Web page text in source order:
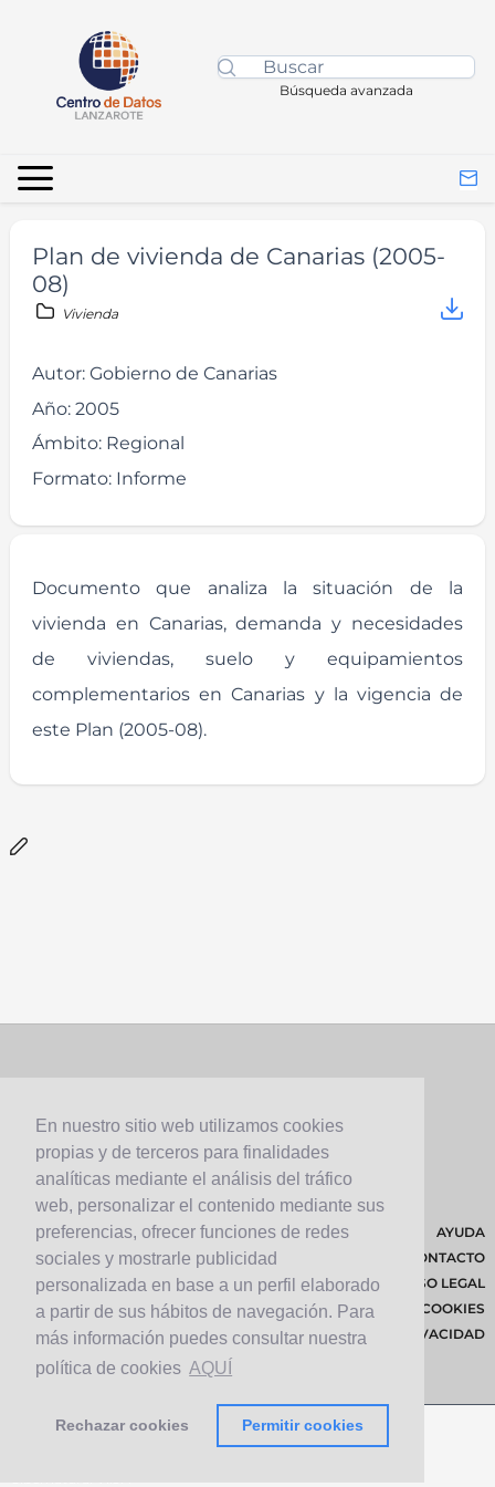
En nuestro sitio web utilizamos cookies
propias y de terceros para finalidades
analíticas mediante el análisis del tráfico
web, personalizar el contenido mediante sus
preferencias, ofrecer funciones de redes
sociales y mostrarle publicidad
personalizada en base a un perfil elaborado
a partir de sus hábitos de navegación. Para
más información puedes consultar nuestra
política de cookies AQUÍ
Rechazar cookies Permitir cookies
Búsqueda avanzada
Plan de vivienda de Canarias (2005-
08)
Vivienda
Autor: Gobierno de Canarias
Año: 2005
Ámbito: Regional
Formato: Informe
Documento que analiza la situación de la
vivienda en Canarias, demanda y necesidades
de viviendas, suelo y equipamientos
complementarios en Canarias y la vigencia de
este Plan (2005-08).
AYUDA
CONTACTO
AVISO LEGAL
POLÍTICA DE COOKIES
POLÍTICA DE PRIVACIDAD
Cibernatural v1.3.4